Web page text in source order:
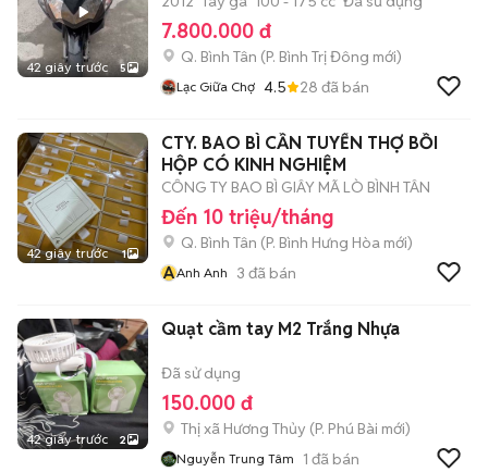
42 giây trước 5
7.800.000 đ
Q. Bình Tân (P. Bình Trị Đông mới)
Lạc Giữa Chợ 4.5 28 đã bán
42 giây trước 1
CTY. BAO BÌ CẦN TUYỂN THỢ BỒI
HỘP CÓ KINH NGHIỆM
CÔNG TY BAO BÌ GIÂY MÃ LÒ BÌNH TÂN
Đến 10 triệu/tháng
Q. Bình Tân (P. Bình Hưng Hòa mới)
AAnh Anh 3 đã bán
42 giây trước 2
Quạt cầm tay M2 Trắng Nhựa
Đã sử dụng
150.000 đ
Thị xã Hương Thủy (P. Phú Bài mới)
Nguyễn Trung Tâm 1 đã bán